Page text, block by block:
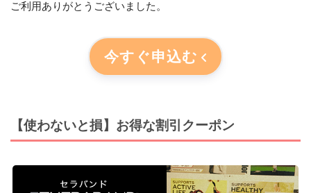
ご利用ありがとうございました。
今すぐ申込む
【使わないと損】お得な割引クーポン